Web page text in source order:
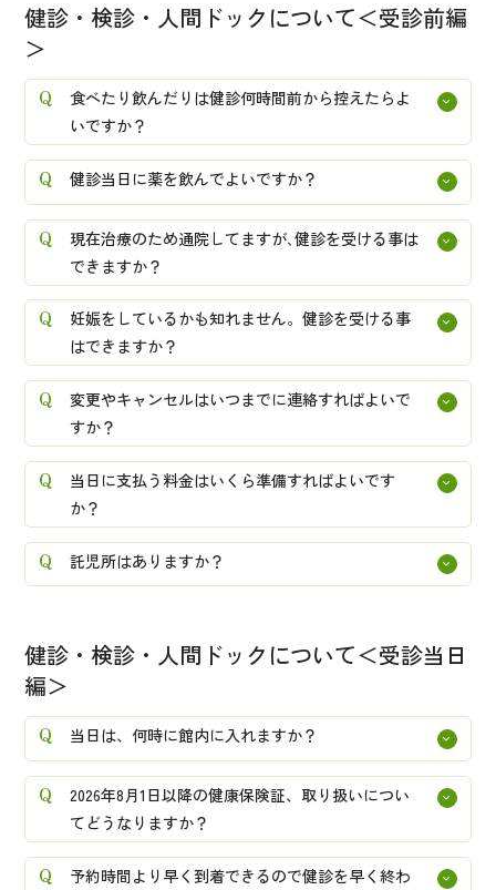
健診・検診・人間ドックについて＜受診前編
＞
食べたり飲んだりは健診何時間前から控えたらよ
いですか？
健診当日に薬を飲んでよいですか？
現在治療のため通院してますが､健診を受ける事は
できますか？
妊娠をしているかも知れません。健診を受ける事
はできますか？
変更やキャンセルはいつまでに連絡すればよいで
すか？
当日に支払う料金はいくら準備すればよいです
か？
託児所はありますか？
健診・検診・人間ドックについて＜受診当日
編＞
当日は、何時に館内に入れますか？
2026年8月1日以降の健康保険証、取り扱いについ
てどうなりますか？
予約時間より早く到着できるので健診を早く終わ